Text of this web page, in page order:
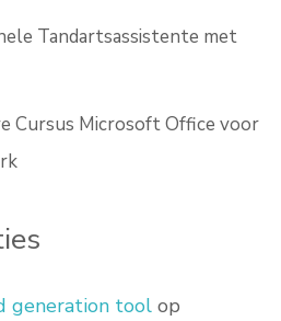
Tandartsassistente met
Cursus Microsoft Office voor
generation tool op